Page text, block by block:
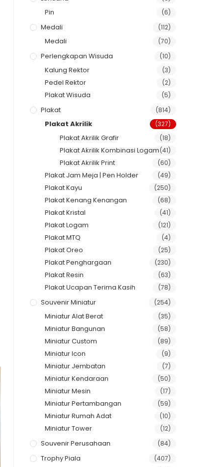
Pin (6)
Medali (112)
Medali (70)
Perlengkapan Wisuda (10)
Kalung Rektor (3)
Pedel Rektor (2)
Plakat Wisuda (5)
Plakat (814)
Plakat Akrilik (327)
Plakat Akrilik Grafir (18)
Plakat Akrilik Kombinasi Logam(41)
Plakat Akrilik Print (60)
Plakat Jam Meja | Pen Holder (49)
Plakat Kayu (250)
Plakat Kenang Kenangan (68)
Plakat Kristal (41)
Plakat Logam (121)
Plakat MTQ (4)
Plakat Oreo (25)
Plakat Penghargaan (230)
Plakat Resin (63)
Plakat Ucapan Terima Kasih (78)
Souvenir Miniatur (254)
Miniatur Alat Berat (35)
Miniatur Bangunan (58)
Miniatur Custom (89)
Miniatur Icon (9)
Miniatur Jembatan (7)
Miniatur Kendaraan (50)
Miniatur Mesin (17)
Miniatur Pertambangan (59)
Miniatur Rumah Adat (10)
Miniatur Tower (12)
Souvenir Perusahaan (84)
Trophy Piala (407)